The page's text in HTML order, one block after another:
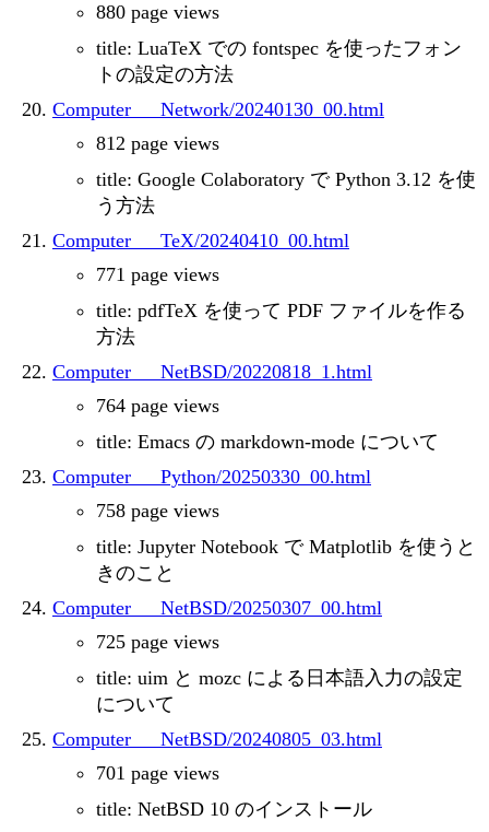
880 page views
title: LuaTeX での fontspec を使ったフォン
トの設定の方法
Computer___Network/20240130_00.html
812 page views
title: Google Colaboratory で Python 3.12 を使
う方法
Computer___TeX/20240410_00.html
771 page views
title: pdfTeX を使って PDF ファイルを作る
方法
Computer___NetBSD/20220818_1.html
764 page views
title: Emacs の markdown-mode について
Computer___Python/20250330_00.html
758 page views
title: Jupyter Notebook で Matplotlib を使うと
きのこと
Computer___NetBSD/20250307_00.html
725 page views
title: uim と mozc による日本語入力の設定
について
Computer___NetBSD/20240805_03.html
701 page views
title: NetBSD 10 のインストール